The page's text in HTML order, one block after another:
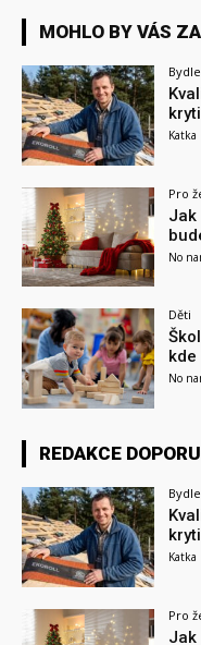
MOHLO BY VÁS
Katka
Pro
Jak
No
Děti
No
REDAKCE
Katka
Pro
Jak